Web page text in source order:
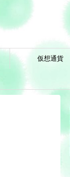
仮想通貨